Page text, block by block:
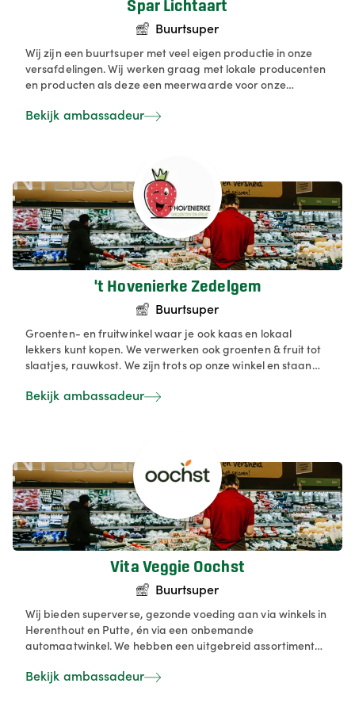
Spar Lichtaart
Buurtsuper
Wij zijn een buurtsuper met veel eigen productie in onze
versafdelingen. Wij werken graag met lokale producenten
en producten als deze een meerwaarde voor onze
Bekijk ambassadeur
't Hovenierke Zedelgem
Buurtsuper
Groenten- en fruitwinkel waar je ook kaas en lokaal
lekkers kunt kopen. We verwerken ook groenten & fruit tot
slaatjes, rauwkost. We zijn trots op onze winkel en staan
Bekijk ambassadeur
Vita Veggie Oochst
Buurtsuper
Wij bieden superverse, gezonde voeding aan via winkels in
Herenthout en Putte, én via een onbemande
automaatwinkel. We hebben een uitgebreid assortiment
salades en kazen. We leveren ook verse maaltijden, wraps
Bekijk ambassadeur